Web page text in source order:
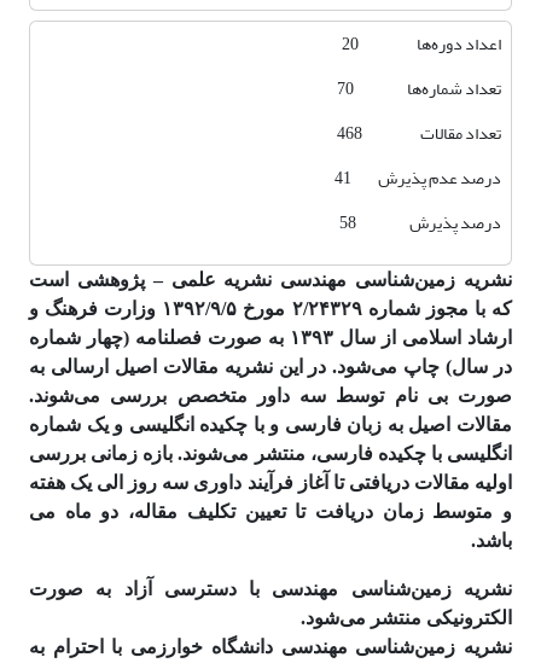
اعداد دوره‌ها 20
تعداد شماره‌ها 70
تعداد مقالات 468
درصد عدم پذیرش 41
درصد پذیرش 58
نشریه زمین‌شناسی مهندسی نشریه علمی – پژوهشی است
که با مجوز شماره ۲/۲۴۳۲۹ مورخ ۱۳۹۲/۹/۵ وزارت فرهنگ و
ارشاد اسلامی از سال ۱۳۹۳ به صورت فصلنامه (چهار شماره
در سال) چاپ می‌شود. در این نشریه مقالات اصیل ارسالی به
صورت بی نام توسط سه داور متخصص بررسی می‌شوند.
مقالات اصیل به زبان فارسی و با چکیده انگلیسی و یک شماره
انگلیسی با چکیده فارسی، منتشر می‌شوند. بازه زمانی بررسی
اولیه مقالات دریافتی تا آغاز فرآیند داوری سه روز الی یک هفته
و متوسط زمان دریافت تا تعیین تکلیف مقاله، دو ماه می
باشد.
نشریه زمین‌شناسی مهندسی با دسترسی آزاد به صورت
الکترونیکی منتشر می‌شود.
نشریه زمین‌شناسی مهندسی دانشگاه خوارزمی با احترام به